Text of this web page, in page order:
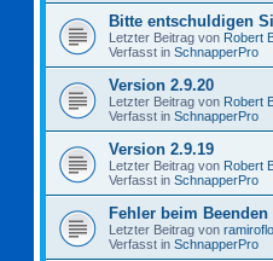
Bitte entschuldigen
Letzter Beitrag von Robert
Verfasst in SchnapperPro
Version 2.9.20
Letzter Beitrag von Robert
Verfasst in SchnapperPro
Version 2.9.19
Letzter Beitrag von Robert
Verfasst in SchnapperPro
Fehler beim
Letzter Beitrag von
Verfasst in SchnapperPro